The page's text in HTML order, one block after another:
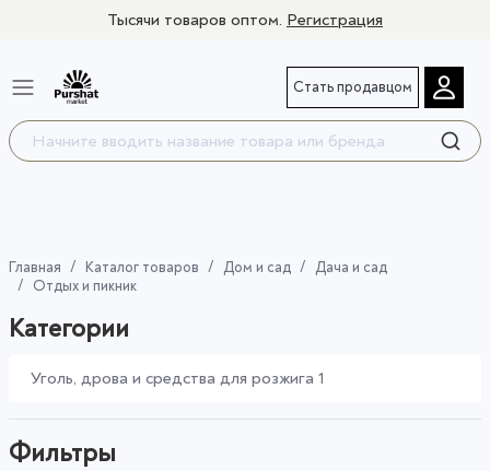
Тысячи товаров оптом. Регистрация
Стать продавцом
Главная Каталог товаров Дом и сад
Дача и сад
Отдых и пикник
Категории
Уголь, дрова и средства для розжига 1
Фильтры